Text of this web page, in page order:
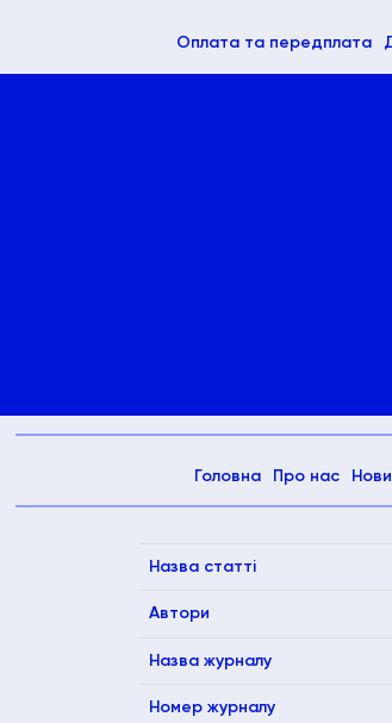
Оплата та передплата
Головна(current)
Про нас
Назва статті
Автори
Назва журналу
Номер журналу